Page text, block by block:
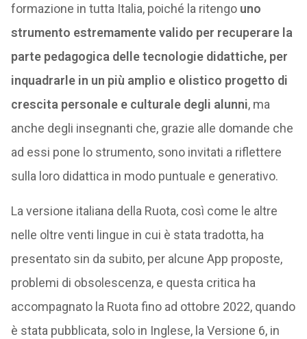
formazione in tutta Italia, poiché la ritengo uno
strumento estremamente valido per recuperare la
parte pedagogica delle tecnologie didattiche, per
inquadrarle in un più amplio e olistico progetto di
crescita personale e culturale degli alunni, ma
anche degli insegnanti che, grazie alle domande che
ad essi pone lo strumento, sono invitati a riflettere
sulla loro didattica in modo puntuale e generativo.
La versione italiana della Ruota, così come le altre
nelle oltre venti lingue in cui è stata tradotta, ha
presentato sin da subito, per alcune App proposte,
problemi di obsolescenza, e questa critica ha
accompagnato la Ruota fino ad ottobre 2022, quando
è stata pubblicata, solo in Inglese, la Versione 6, in